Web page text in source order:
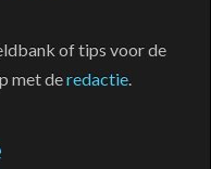
of tips voor de
met deredactie.